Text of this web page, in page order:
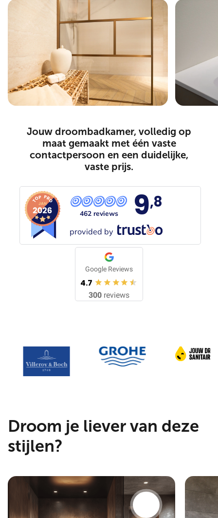
Jouw droombadkamer, volledig op
maat gemaakt met één vaste
contactpersoon en een duidelijke,
vaste prijs.
462 reviews 9,8
provided by
Google Reviews
4.7
300 reviews
Droom je liever van deze
stijlen?